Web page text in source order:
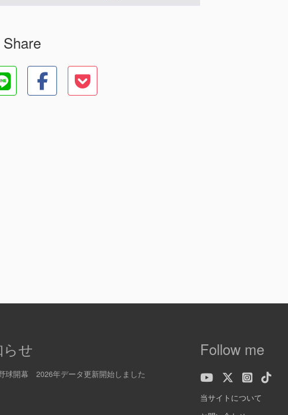
Share
せ
球開幕 2026年データ更新開始しました
Follow me
当サイトについて